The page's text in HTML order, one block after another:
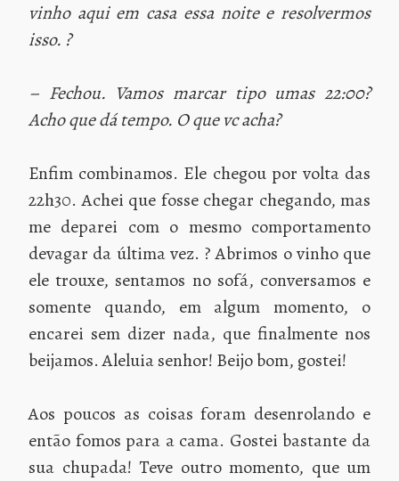
vinho aqui em casa essa noite e resolvermos
isso. ?
– Fechou. Vamos marcar tipo umas 22:00?
Acho que dá tempo. O que vc acha?
Enfim combinamos. Ele chegou por volta das
22h30. Achei que fosse chegar chegando, mas
me deparei com o mesmo comportamento
devagar da última vez. ? Abrimos o vinho que
ele trouxe, sentamos no sofá, conversamos e
somente quando, em algum momento, o
encarei sem dizer nada, que finalmente nos
beijamos. Aleluia senhor! Beijo bom, gostei!
Aos poucos as coisas foram desenrolando e
então fomos para a cama. Gostei bastante da
sua chupada! Teve outro momento, que um